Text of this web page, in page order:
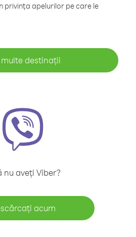
privința apelurilor pe care le
destinații
nu aveți Viber?
acum